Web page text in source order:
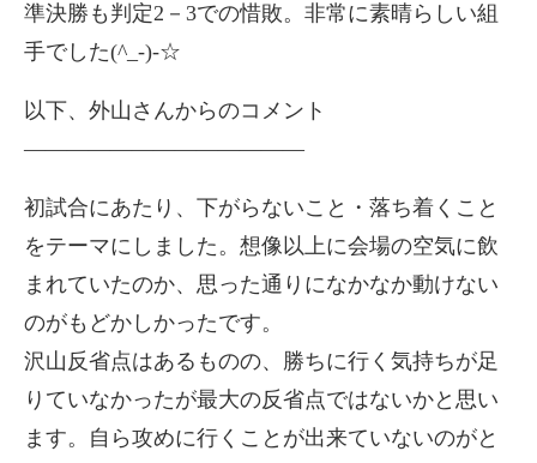
準決勝も判定2－3での惜敗。非常に素晴らしい組
手でした(^_-)-☆
以下、外山さんからのコメント
―――――――――――――
初試合にあたり、下がらないこと・落ち着くこと
をテーマにしました。想像以上に会場の空気に飲
まれていたのか、思った通りになかなか動けない
のがもどかしかったです。
沢山反省点はあるものの、勝ちに行く気持ちが足
りていなかったが最大の反省点ではないかと思い
ます。自ら攻めに行くことが出来ていないのがと